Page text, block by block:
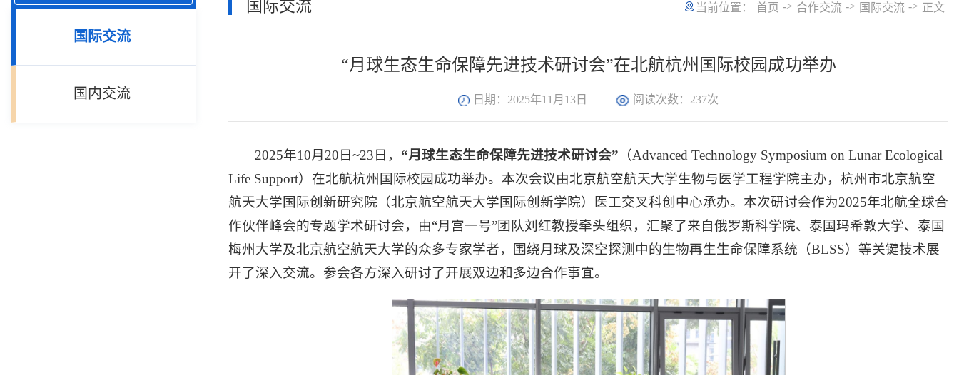
国际交流
国内交流
国际交流 当前位置： 首页 -> 合作交流 -> 国际交流 -> 正文
“月球生态生命保障先进技术研讨会”在北航杭州国际校园成功举办
日期：2025年11月13日 阅读次数： 237次
2025年10月20日~23日， “月球生态生命保障先进技术研讨会” （Advanced Technology Symposium on Lunar Ecological
Life Support）在北航杭州国际校园成功举办。本次会议由北京航空航天大学生物与医学工程学院主办，杭州市北京航空
航天大学国际创新研究院（北京航空航天大学国际创新学院）医工交叉科创中心承办。本次研讨会作为2025年北航全球合
作伙伴峰会的专题学术研讨会，由“月宫一号”团队刘红教授牵头组织，汇聚了来自俄罗斯科学院、泰国玛希敦大学、泰国
梅州大学及北京航空航天大学的众多专家学者，围绕月球及深空探测中的生物再生生命保障系统（BLSS）等关键技术展
开了深入交流。参会各方深入研讨了开展双边和多边合作事宜。